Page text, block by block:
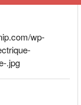
wp-
.jpg